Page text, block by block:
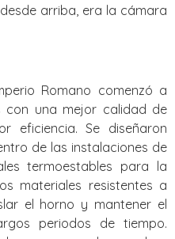
arriba, era la cámara
Romano comenzó a
con una mejor calidad de
eficiencia. Se diseñaron
de las instalaciones de
termoestables para la
materiales resistentes a
el horno y mantener el
periodos de tiempo.